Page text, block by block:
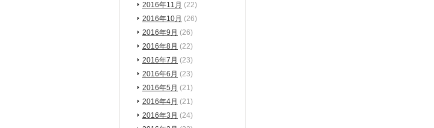
2016年11月 (22)
2016年10月 (26)
2016年9月 (26)
2016年8月 (22)
2016年7月 (23)
2016年6月 (23)
2016年5月 (21)
2016年4月 (21)
2016年3月 (24)